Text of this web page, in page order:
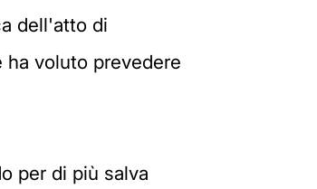
dell'atto di
voluto prevedere
per di più salva